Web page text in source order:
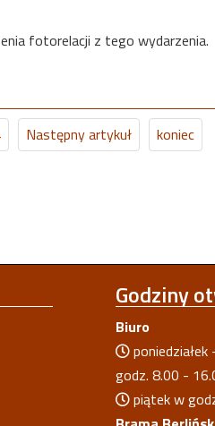
fotorelacji z tego wydarzenia.
Następny artykuł
koniec
Godziny
Biuro
godz. 8.00 -
piątek w